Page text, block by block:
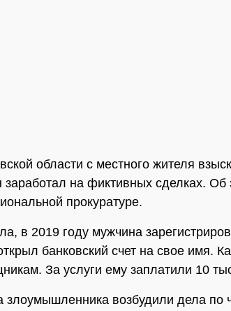
области с местного жителя
заработал на фиктивных сделках. Об
прокуратуре.
в 2019 году мужчина
банковский счет на свое имя.
За услуги ему заплатили 10
злоумышленника возбудили дела по